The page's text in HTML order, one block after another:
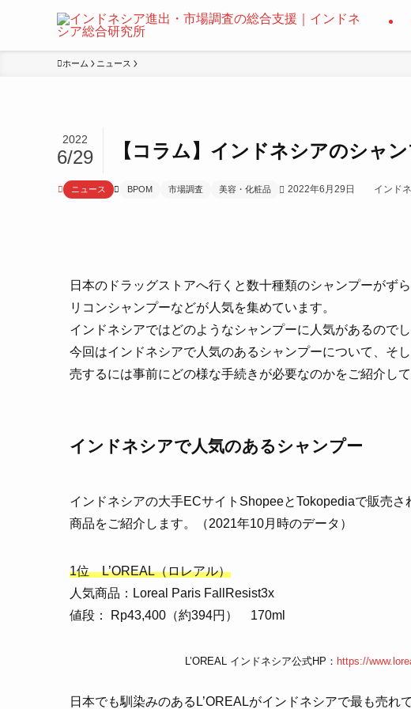
ホーム ニュース
【コラム】インドネシアのシャ
2022
6/29
ニュース BPOM 市場調査 美容・化粧品 2022年6月29日 インド
日本のドラッグストアへ行くと数十種類のシャンプーがず
リコンシャンプーなどが人気を集めています。
インドネシアではどのようなシャンプーに人気があるのでし
今回はインドネシアで人気のあるシャンプーについて、そ
売するには事前にどの様な手続きが必要なのかをご紹介して
インドネシアで人気のあるシャンプー
インドネシアの大手ECサイトShopeeとTokopediaで販売
商品をご紹介します。（2021年10月時のデータ）
1位 L’OREAL（ロレアル）
人気商品：Loreal Paris FallResist3x
値段： Rp43,400（約394円） 170ml
L’OREAL インドネシア公式HP： https://
日本でも馴染みのあるL’OREALがインドネシアで最も売れ